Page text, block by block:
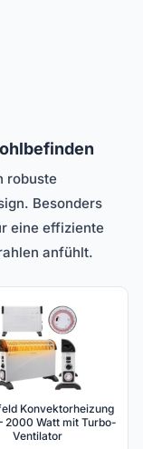
robuste
Besonders
eine effiziente
anfühlt.
Konvektorheizung
2000 Watt mit Turbo-
Ventilator